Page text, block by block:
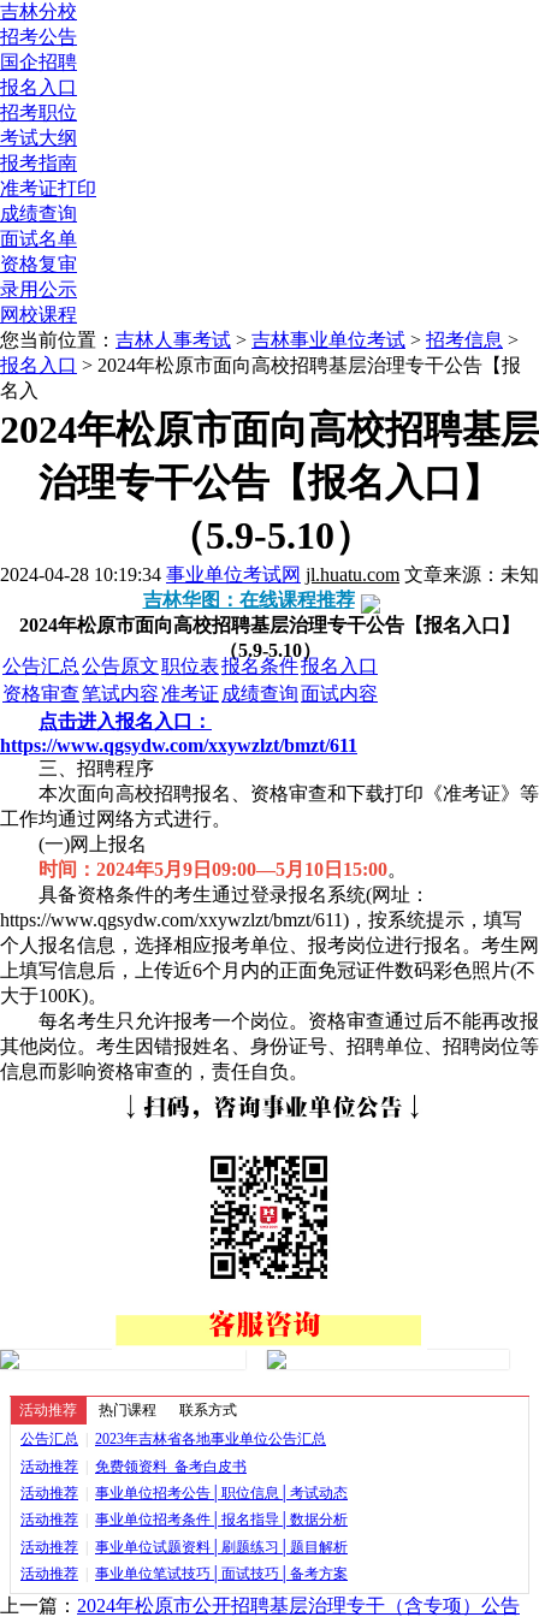
吉林分校
招考公告
国企招聘
报名入口
招考职位
考试大纲
报考指南
准考证打印
成绩查询
面试名单
资格复审
录用公示
网校课程
您当前位置： 吉林人事考试 > 吉林事业单位考试 > 招考信息 >
报名入口 > 2024年松原市面向高校招聘基层治理专干公告【报
名入
2024年松原市面向高校招聘基层
治理专干公告【报名入口】
（5.9-5.10）
2024-04-28 10:19:34 事业单位考试网 jl.huatu.com 文章来源：未知
吉林华图：在线课程推荐
2024年松原市面向高校招聘基层治理专干公告【报名入口】
（5.9-5.10）
公告汇总 公告原文职位表报名条件报名入口
资格审查笔试内容准考证 成绩查询面试内容
点击进入报名入口：
https://www.qgsydw.com/xxywzlzt/bmzt/611
三、招聘程序
本次面向高校招聘报名、资格审查和下载打印《准考证》等
工作均通过网络方式进行。
(一)网上报名
时间：2024年5月9日09:00—5月10日15:00。
具备资格条件的考生通过登录报名系统(网址：
https://www.qgsydw.com/xxywzlzt/bmzt/611)，按系统提示，填写
个人报名信息，选择相应报考单位、报考岗位进行报名。考生网
上填写信息后，上传近6个月内的正面免冠证件数码彩色照片(不
大于100K)。
每名考生只允许报考一个岗位。资格审查通过后不能再改报
其他岗位。考生因错报姓名、身份证号、招聘单位、招聘岗位等
信息而影响资格审查的，责任自负。
活动推荐 热门课程 联系方式
公告汇总
2023年吉林省各地事业单位公告汇总
活动推荐
免费领资料_备考白皮书
活动推荐
事业单位招考公告│职位信息│考试动态
活动推荐
事业单位招考条件│报名指导│数据分析
活动推荐
事业单位试题资料│刷题练习│题目解析
活动推荐
事业单位笔试技巧│面试技巧│备考方案
上一篇： 2024年松原市公开招聘基层治理专干（含专项）公告